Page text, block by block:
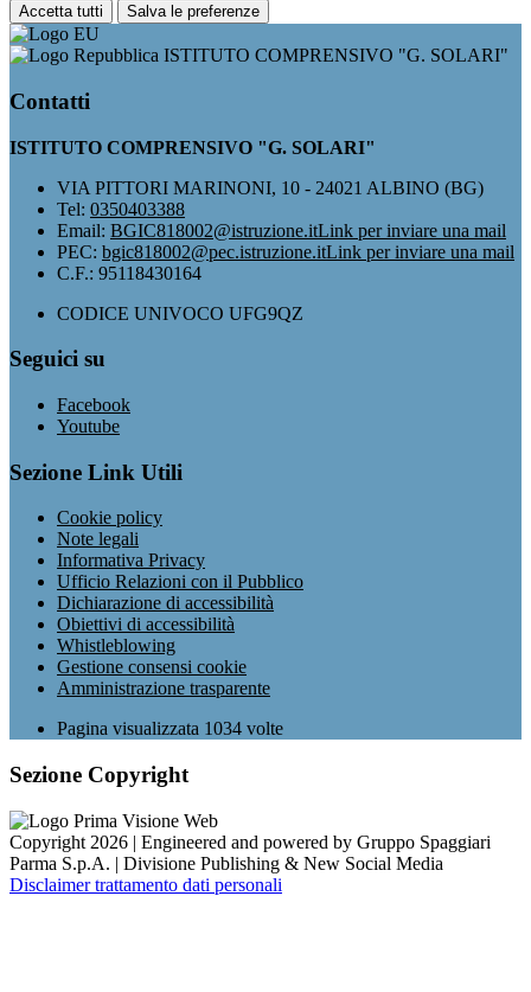
Accetta tutti Salva le preferenze
ISTITUTO COMPRENSIVO "G. SOLARI"
Contatti
ISTITUTO COMPRENSIVO "G. SOLARI"
VIA PITTORI MARINONI, 10 - 24021 ALBINO (BG)
Tel: 0350403388
Email: BGIC818002@istruzione.itLink per inviare una mail
PEC: bgic818002@pec.istruzione.itLink per inviare una mail
C.F.: 95118430164
CODICE UNIVOCO UFG9QZ
Seguici su
Facebook
Youtube
Sezione Link Utili
Cookie policy
Note legali
Informativa Privacy
Ufficio Relazioni con il Pubblico
Dichiarazione di accessibilità
Obiettivi di accessibilità
Whistleblowing
Gestione consensi cookie
Amministrazione trasparente
Pagina visualizzata 1034 volte
Sezione Copyright
Copyright 2026 | Engineered and powered by Gruppo Spaggiari
Parma S.p.A. | Divisione Publishing & New Social Media
Disclaimer trattamento dati personali